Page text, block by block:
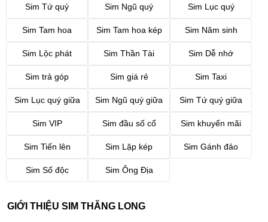
Sim Tứ quý Sim Ngũ quý Sim Lục quý
Sim Tam hoa Sim Tam hoa kép Sim Năm sinh
Sim Lộc phát Sim Thần Tài Sim Dễ nhớ
Sim trả góp Sim giá rẻ Sim Taxi
Sim Lục quý giữa Sim Ngũ quý giữa Sim Tứ quý giữa
Sim VIP Sim đầu số cổ Sim khuyến mãi
Sim Tiến lên Sim Lặp kép Sim Gánh đảo
Sim Số độc Sim Ông Địa
GIỚI THIỆU SIM THĂNG LONG